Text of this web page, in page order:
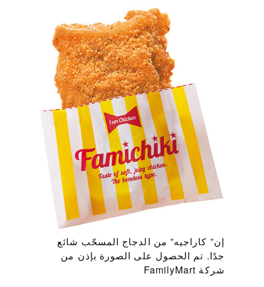
إن” كاراجيه” من الدجاج المسحّب شائع
جدًا. تم الحصول على الصورة بإذن من
شركة FamilyMart